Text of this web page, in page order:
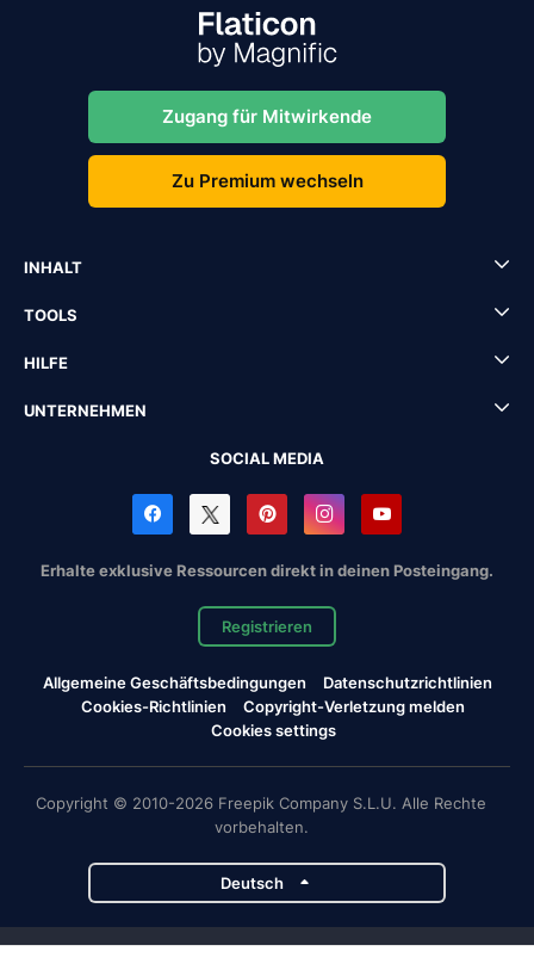
Zugang für Mitwirkende
Zu Premium wechseln
INHALT
TOOLS
HILFE
UNTERNEHMEN
SOCIAL MEDIA
Erhalte exklusive Ressourcen direkt in deinen Posteingang.
Registrieren
Allgemeine Geschäftsbedingungen
Datenschutzrichtlinien
Cookies-Richtlinien
Copyright-Verletzung melden
Cookies settings
Copyright © 2010-2026 Freepik Company S.L.U. Alle Rechte
vorbehalten.
Deutsch